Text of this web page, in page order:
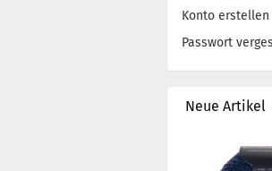
Konto erstellen
Passwort
Neue Artikel